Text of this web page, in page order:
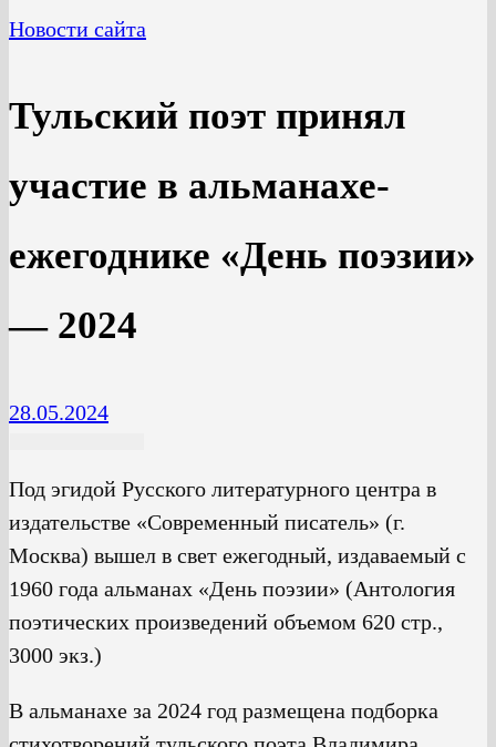
Новости сайта
Тульский поэт принял
участие в альманахе-
ежегоднике «День поэзии»
— 2024
28.05.2024
Под эгидой Русского литературного центра в
издательстве «Современный писатель» (г.
Москва) вышел в свет ежегодный, издаваемый с
1960 года альманах «День поэзии» (Антология
поэтических произведений объемом 620 стр.,
3000 экз.)
В альманахе за 2024 год размещена подборка